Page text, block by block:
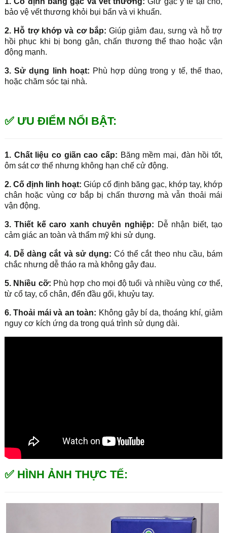
bảo vệ vết thương khỏi bụi bẩn và vi khuẩn.
2. Hỗ trợ khớp và cơ bắp: Giúp giảm đau, sưng và hỗ trợ
hồi phục khi bị bong gân, chấn thương thể thao hoặc vận
động mạnh.
3. Sử dụng linh hoạt: Phù hợp dùng trong y tế, thể thao,
hoặc chăm sóc tại nhà.
✅ ƯU ĐIỂM NỔI BẬT:
1. Chất liệu co giãn cao cấp: Băng mềm mại, đàn hồi tốt,
ôm sát cơ thể nhưng không hạn chế cử động.
2. Cố định linh hoạt: Giúp cố định băng gạc, khớp tay, khớp
chân hoặc vùng cơ bắp bị chấn thương mà vẫn thoải mái
vận động.
3. Thiết kế caro xanh chuyên nghiệp: Dễ nhận biết, tạo
cảm giác an toàn và thẩm mỹ khi sử dụng.
4. Dễ dàng cắt và sử dụng: Có thể cắt theo nhu cầu, bám
chắc nhưng dễ tháo ra mà không gây đau.
5. Nhiều cỡ: Phù hợp cho mọi độ tuổi và nhiều vùng cơ thể,
từ cổ tay, cổ chân, đến đầu gối, khuỷu tay.
6. Thoải mái và an toàn: Không gây bí da, thoáng khí, giảm
nguy cơ kích ứng da trong quá trình sử dụng dài.
✅ HÌNH ẢNH THỰC TẾ: